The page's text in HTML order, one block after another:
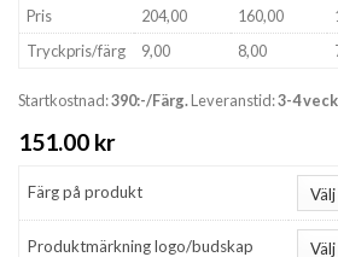
Pris
204,00 160,00
Tryckpris/färg
9,00 8,00
Startkostnad:390:-/Färg.Leveranstid:3-4
151.00 kr
Färg på produkt
Produktmärkning logo/budskap